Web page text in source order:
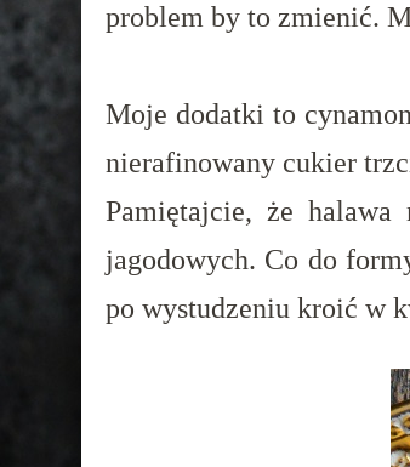
problem by to zmienić.
Moje dodatki to
nierafinowany cukier
Pamiętajcie, że halawa
jagodowych. Co do
po wystudzeniu kroić w